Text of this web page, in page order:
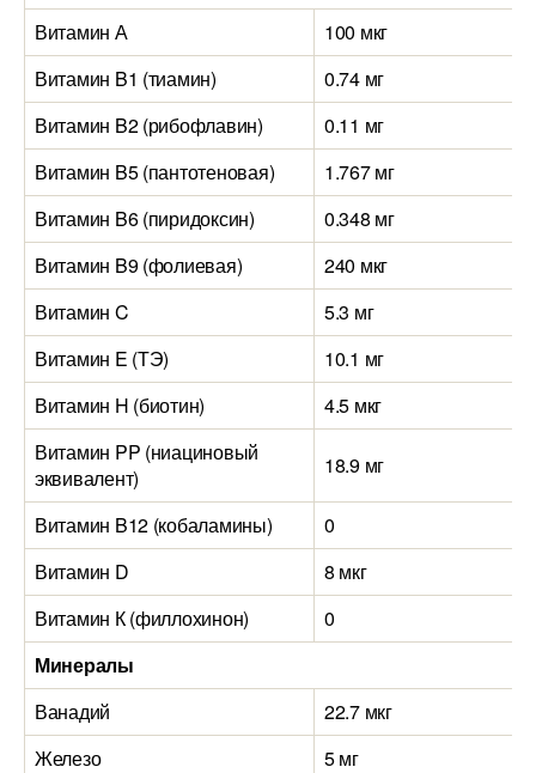
Витамин А
100 мкг
Витамин B1 (тиамин)
0.74 мг
Витамин B2 (рибофлавин)
0.11 мг
Витамин B5 (пантотеновая)
1.767 мг
Витамин B6 (пиридоксин)
0.348 мг
Витамин B9 (фолиевая)
240 мкг
Витамин C
5.3 мг
Витамин E (ТЭ)
10.1 мг
Витамин H (биотин)
4.5 мкг
Витамин PP (ниациновый
эквивалент)
18.9 мг
Витамин B12 (кобаламины)
0
Витамин D
8 мкг
Витамин К (филлохинон)
0
Минералы
Ванадий
22.7 мкг
Железо
5 мг